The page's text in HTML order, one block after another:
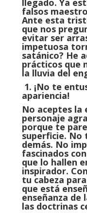
llegado. Ya
falsos
Ante esta
que nos
evitar ser
impetuosa
satánico? He
prácticos que
la lluvia del
1. ¡No te
apariencia!
No aceptes la
personaje
porque te
superficie. No
demás. No
fascinados
que lo hallen
inspirador.
tu cabeza
que está
enseñanza de
las doctrinas